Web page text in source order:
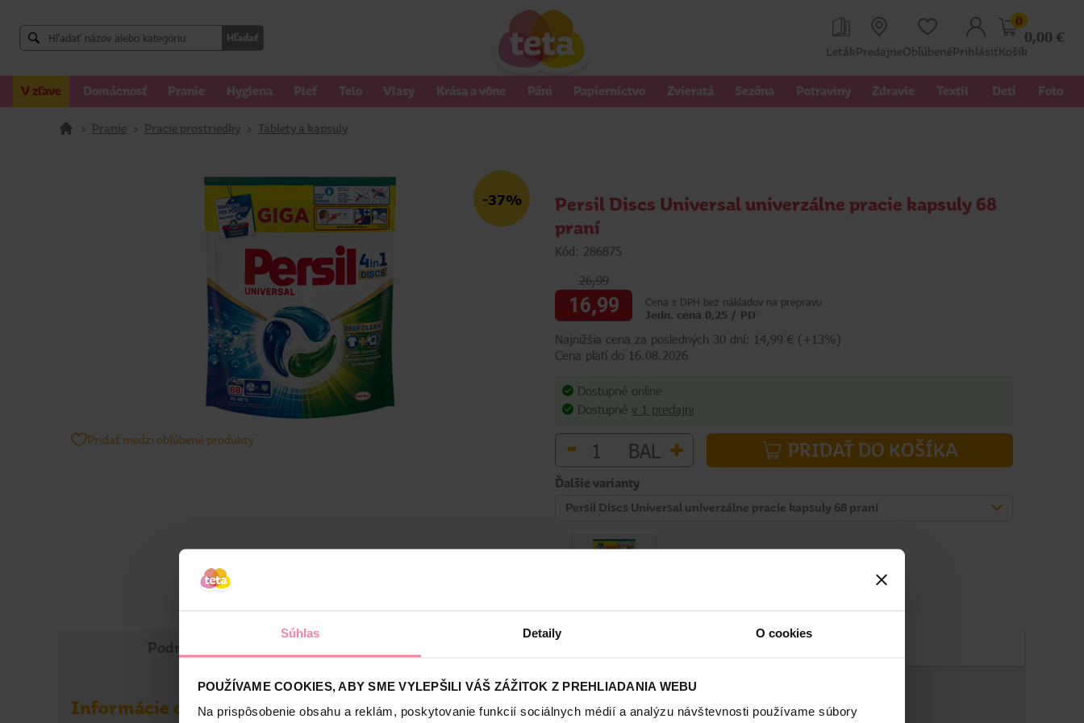
Súhlas Detaily O cookies
POUŽÍVAME COOKIES, ABY SME VYLEPŠILI VÁŠ ZÁŽITOK Z PREHLIADANIA WEBU
Na prispôsobenie obsahu a reklám, poskytovanie funkcií sociálnych médií a analýzu návštevnosti používame súbory
Hľadať
LetákPredajneObľúbenéPrihlásiť
0
0,00 €
Košík
V zľave Domácnosť Pranie Hygiena Pleť Telo Vlasy Krása a vône Páni Papierníctvo Zvieratá Sezóna Potraviny Zdravie Textil Deti Foto
> Pranie > Pracie prostriedky > Tablety a kapsuly
-37%
Pridať medzi obľúbené produkty
Persil Discs Universal univerzálne pracie kapsuly 68
praní
Kód: 286875
26,99
16,99
Cena s DPH bez nákladov na prepravu
Jedn. cena 0,25 / PD
Najnižšia cena za posledných 30 dní: 14,99 € (+13%)
Cena platí do 16.08.2026
Dostupné online
Dostupné v 1 predajni
- BAL + PRIDAŤ DO KOŠÍKA
Ďalšie varianty
Persil Discs Universal univerzálne pracie kapsuly 68 praní
Podrobné informácie
Informácie o výrobku